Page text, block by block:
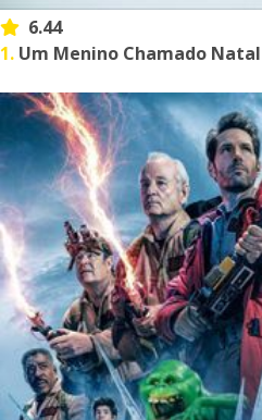
6.44
1. Um Menino Chamado Natal